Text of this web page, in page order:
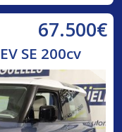
67.500€
SE 200cv